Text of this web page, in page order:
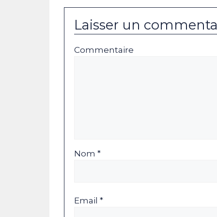
Laisser un
Commentaire
Nom *
Email *